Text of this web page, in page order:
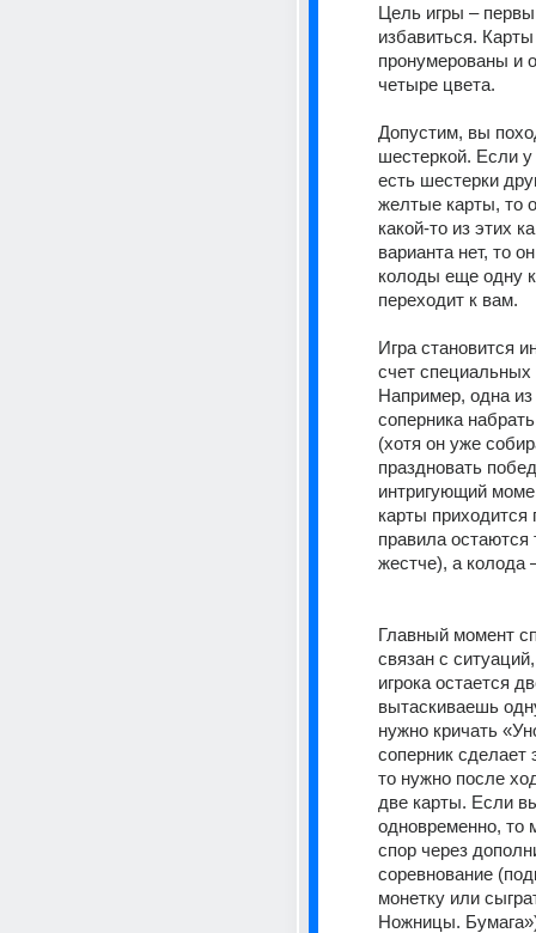
Цель игры –
избавиться. Карты
пронумерованы и
четыре цвета.
Допустим, вы
шестеркой. Если у
есть шестерки
желтые карты, то
какой-то из этих
варианта нет, то
колоды еще одну
переходит к вам.
Игра становится
счет специальных
Например, одна из
соперника
(хотя он уже
праздновать
интригующий
карты приходится
правила остаются
жестче), а
Главный момент
связан с
игрока остается
вытаскиваешь
нужно кричать
соперник сделает
то нужно после
две карты. Если
одновременно, то
спор через
соревнование
монетку или
Ножницы.